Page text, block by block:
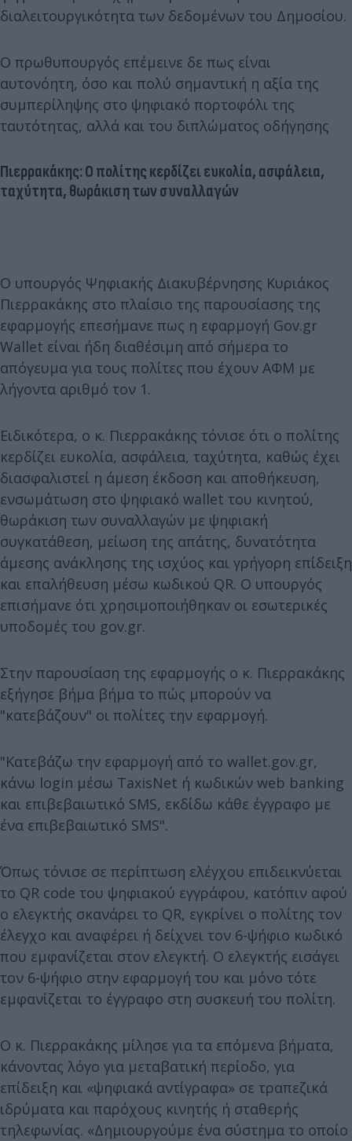
διαλειτουργικότητα των δεδομένων του Δημοσίου.
Ο πρωθυπουργός επέμεινε δε πως είναι
αυτονόητη, όσο και πολύ σημαντική η αξία της
συμπερίληψης στο ψηφιακό πορτοφόλι της
ταυτότητας, αλλά και του διπλώματος οδήγησης
Πιερρακάκης: Ο πολίτης κερδίζει ευκολία, ασφάλεια,
ταχύτητα, θωράκιση των συναλλαγών
Ο υπουργός Ψηφιακής Διακυβέρνησης Κυριάκος
Πιερρακάκης στο πλαίσιο της παρουσίασης της
εφαρμογής επεσήμανε πως η εφαρμογή Gov.gr
Wallet είναι ήδη διαθέσιμη από σήμερα το
απόγευμα για τους πολίτες που έχουν ΑΦΜ με
λήγοντα αριθμό τον 1.
Ειδικότερα, ο κ. Πιερρακάκης τόνισε ότι ο πολίτης
κερδίζει ευκολία, ασφάλεια, ταχύτητα, καθώς έχει
διασφαλιστεί η άμεση έκδοση και αποθήκευση,
ενσωμάτωση στο ψηφιακό wallet του κινητού,
θωράκιση των συναλλαγών με ψηφιακή
συγκατάθεση, μείωση της απάτης, δυνατότητα
άμεσης ανάκλησης της ισχύος και γρήγορη επίδειξη
και επαλήθευση μέσω κωδικού QR. Ο υπουργός
επισήμανε ότι χρησιμοποιήθηκαν οι εσωτερικές
υποδομές του gov.gr.
Στην παρουσίαση της εφαρμογής ο κ. Πιερρακάκης
εξήγησε βήμα βήμα το πώς μπορούν να
"κατεβάζουν" οι πολίτες την εφαρμογή.
"Κατεβάζω την εφαρμογή από το wallet.gov.gr,
κάνω login μέσω TaxisNet ή κωδικών web banking
και επιβεβαιωτικό SMS, εκδίδω κάθε έγγραφο με
ένα επιβεβαιωτικό SMS".
Όπως τόνισε σε περίπτωση ελέγχου επιδεικνύεται
το QR code του ψηφιακού εγγράφου, κατόπιν αφού
ο ελεγκτής σκανάρει το QR, εγκρίνει ο πολίτης τον
έλεγχο και αναφέρει ή δείχνει τον 6-ψήφιο κωδικό
που εμφανίζεται στον ελεγκτή. Ο ελεγκτής εισάγει
τον 6-ψήφιο στην εφαρμογή του και μόνο τότε
εμφανίζεται το έγγραφο στη συσκευή του πολίτη.
Ο κ. Πιερρακάκης μίλησε για τα επόμενα βήματα,
κάνοντας λόγο για μεταβατική περίοδο, για
επίδειξη και «ψηφιακά αντίγραφα» σε τραπεζικά
ιδρύματα και παρόχους κινητής ή σταθερής
τηλεφωνίας. «Δημιουργούμε ένα σύστημα το οποίο